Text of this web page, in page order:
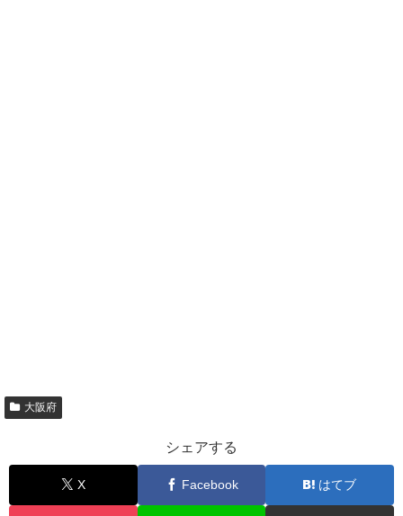
大阪府
シェアする
X Facebook はてブ